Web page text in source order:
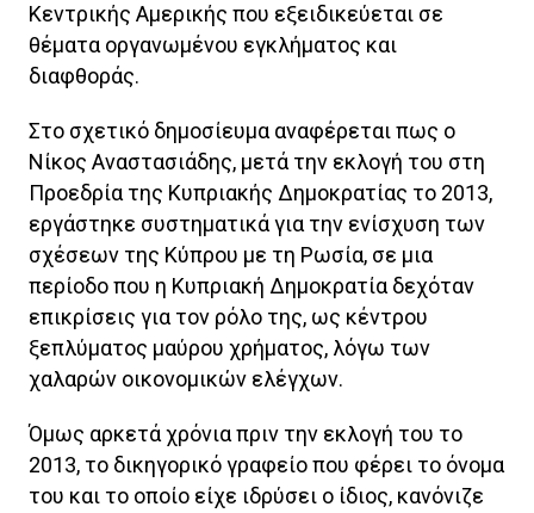
Κεντρικής Αμερικής που εξειδικεύεται σε
θέματα οργανωμένου εγκλήματος και
διαφθοράς.
Στο σχετικό δημοσίευμα αναφέρεται πως ο
Νίκος Αναστασιάδης, μετά την εκλογή του στη
Προεδρία της Κυπριακής Δημοκρατίας το 2013,
εργάστηκε συστηματικά για την ενίσχυση των
σχέσεων της Κύπρου με τη Ρωσία, σε μια
περίοδο που η Κυπριακή Δημοκρατία δεχόταν
επικρίσεις για τον ρόλο της, ως κέντρου
ξεπλύματος μαύρου χρήματος, λόγω των
χαλαρών οικονομικών ελέγχων.
Όμως αρκετά χρόνια πριν την εκλογή του το
2013, το δικηγορικό γραφείο που φέρει το όνομα
του και το οποίο είχε ιδρύσει ο ίδιος, κανόνιζε